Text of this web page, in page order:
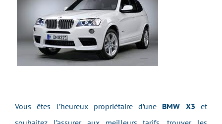
Vous êtes l’heureux propriétaire d’une BMW X3et